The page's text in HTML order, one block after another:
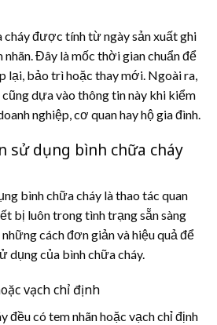
cháy được tính từ ngày sản xuất ghi
Đây là mốc thời gian chuẩn để
lại, bảo trì hoặc thay mới. Ngoài ra,
dựa vào thông tin này khi kiểm
nghiệp, cơ quan hay hộ gia đình.
sử dụng bình chữa cháy
bình chữa cháy là thao tác quan
bị luôn trong tình trạng sẵn sàng
cách đơn giản và hiệu quả để
dụng của bình chữa cháy.
vạch chỉ định
đều có tem nhãn hoặc vạch chỉ định